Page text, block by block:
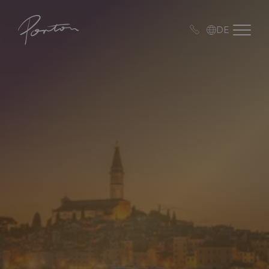
Porton
DE Open